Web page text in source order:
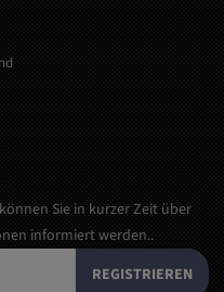
Sie in kurzer Zeit über
informiert werden..
REGISTRIEREN